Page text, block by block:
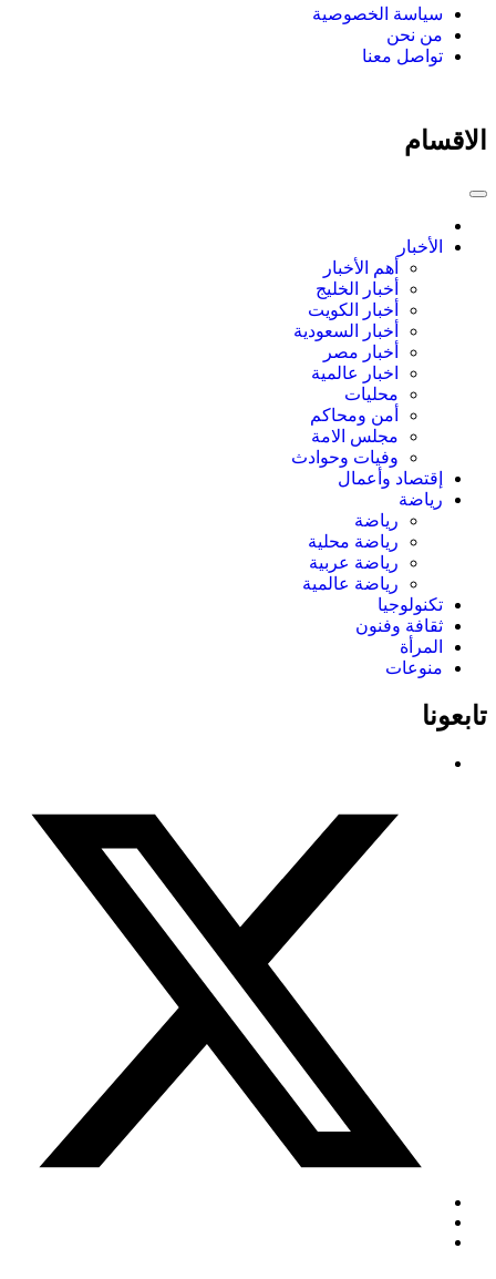
سياسة الخصوصية
من نحن
تواصل معنا
الاقسام
الأخبار
أهم الأخبار
أخبار الخليج
أخبار الكويت
أخبار السعودية
أخبار مصر
اخبار عالمية
محليات
أمن ومحاكم
مجلس الامة
وفيات وحوادث
إقتصاد وأعمال
رياضة
رياضة
رياضة محلية
رياضة عربية
رياضة عالمية
تكنولوجيا
ثقافة وفنون
المرأة
منوعات
تابعونا